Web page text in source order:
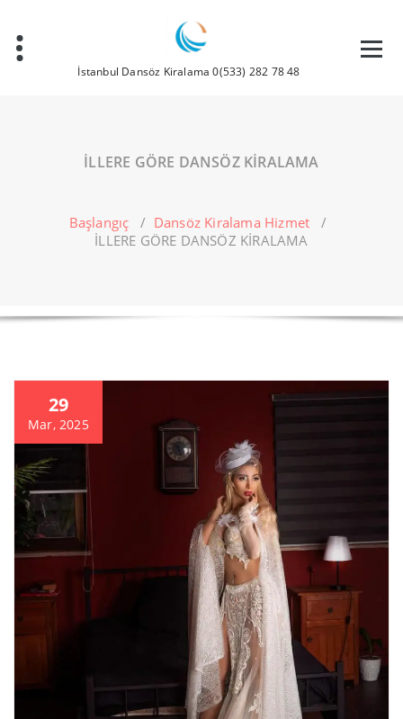
İstanbul Dansöz Kiralama 0(533) 282 78 48
İLLERE GÖRE DANSÖZ KİRALAMA
Başlangıç / Dansöz Kiralama Hizmet /
İLLERE GÖRE DANSÖZ KİRALAMA
29
Mar, 2025